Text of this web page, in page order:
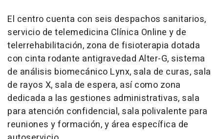
El centro cuenta con seis despachos sanitarios,
servicio de telemedicina Clínica Online y de
telerrehabilitación, zona de fisioterapia dotada
con cinta rodante antigravedad Alter-G, sistema
de análisis biomecánico Lynx, sala de curas, sala
de rayos X, sala de espera, así como zona
dedicada a las gestiones administrativas, sala
para atención confidencial, sala polivalente para
reuniones y formación, y área específica de